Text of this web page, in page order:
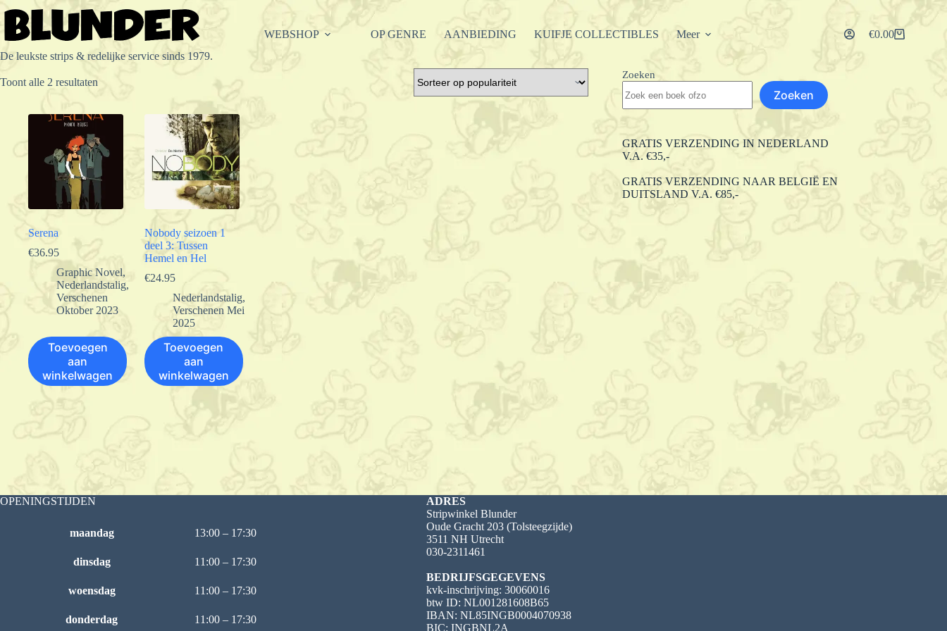
Ga
naar
inhoud
De leukste strips & redelijke service sinds 1979.
WEBSHOP OP GENRE AANBIEDING KUIFJE COLLECTIBLES Meer Winkelwagen
€0.00
Toont alle 2 resultaten
Serena
€36.95
Graphic Novel,
Nederlandstalig,
Verschenen
Oktober 2023
Toevoegen
aan
winkelwagen
Nobody seizoen 1
deel 3: Tussen
Hemel en Hel
€24.95
Nederlandstalig,
Verschenen Mei
2025
Toevoegen
aan
winkelwagen
Zoeken
Zoeken
GRATIS VERZENDING IN NEDERLAND
V.A. €35,-
GRATIS VERZENDING NAAR BELGIË EN
DUITSLAND V.A. €85,-
OPENINGSTIJDEN
maandag 13:00 – 17:30
dinsdag 11:00 – 17:30
woensdag 11:00 – 17:30
donderdag 11:00 – 17:30
ADRES
Stripwinkel Blunder
Oude Gracht 203 (Tolsteegzijde)
3511 NH Utrecht
030-2311461
BEDRIJFSGEGEVENS
kvk-inschrijving: 30060016
btw ID: NL001281608B65
IBAN: NL85INGB0004070938
BIC: INGBNL2A